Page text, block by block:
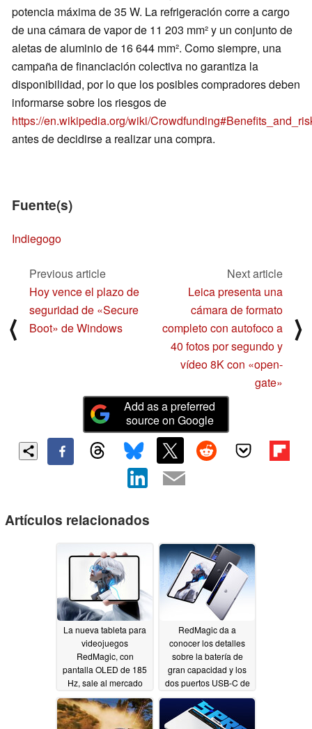
potencia máxima de 35 W. La refrigeración corre a cargo
de una cámara de vapor de 11 203 mm² y un conjunto de
aletas de aluminio de 16 644 mm². Como siempre, una
campaña de financiación colectiva no garantiza la
disponibilidad, por lo que los posibles compradores deben
informarse sobre los riesgos de
https://en.wikipedia.org/wiki/
antes de decidirse a realizar una compra.
Fuente(s)
Indiegogo
⟨
Previous article
Hoy vence el plazo de
seguridad de «Secure
Boot» de Windows
Next article
Leica presenta una
cámara de formato
completo con autofoco a
40 fotos por segundo y
vídeo 8K con «open-
gate»
⟩
Add as a preferred
source on Google
Artículos relacionados
La nueva tableta para
videojuegos
RedMagic, con
pantalla OLED de 185
Hz, sale al mercado
internacional, aunque
solo mediante
importación
07/01/2026
RedMagic da a
conocer los detalles
sobre la batería de
gran capacidad y los
dos puertos USB-C de
su nueva tableta OLED
06/26/2026